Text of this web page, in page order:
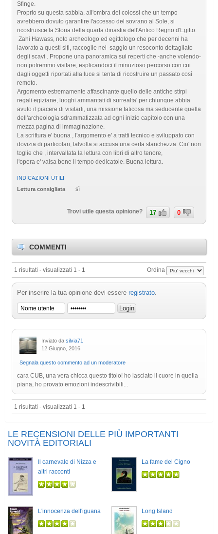
Sfinge.
Proprio su questa sabbia, all'ombra dei colossi che un tempo
avrebbero dovuto garantire l'accesso del sovrano al Sole, si
ricostruisce la Storia della quarta dinastia dell'Antico Regno d'Egitto.
Zahi Hawass, noto archeologo ed egittologo che per decenni ha
lavorato a questi siti, raccoglie nel saggio un resoconto dettagliato
degli scavi . Propone una panoramica sui reperti che -anche volendo-
non potremmo visitare, esplicandoci il minuzioso percorso con cui
dagli oggetti riportati alla luce si tenta di ricostruire un passato così
remoto.
Argomento estremamente affascinante quello delle antiche stirpi
regali egiziane, luoghi ammantati di surrealta' per chiunque abbia
avuto il piacere di visitarli, una missione faticosa ma seducente quella
dell'archeologia sdrammatizzata ad ogni inizio capitolo con una
mezza pagina di immaginazione.
La scrittura e' buona , l'argomento e' a tratti tecnico e sviluppato con
dovizia di particolari, talvolta si accusa una certa stanchezza. Cio' non
toglie che , intervallata la lettura con libri di altro tenore,
l'opera e' valsa bene il tempo dedicatole. Buona lettura.
INDICAZIONI UTILI
Lettura consigliata
sì
Trovi utile questa opinione? 17 0
COMMENTI
1 risultati - visualizzati 1 - 1 Ordina
Per inserire la tua opinione devi essere registrato.
Inviato da silvia71
12 Giugno, 2016
Segnala questo commento ad un moderatore
cara CUB, una vera chicca questo titolo! ho lasciato il cuore in quella
piana, ho provato emozioni indescrivibili...
1 risultati - visualizzati 1 - 1
LE RECENSIONI DELLE PIÙ IMPORTANTI
NOVITÀ EDITORIALI
Il carnevale di Nizza e
altri racconti
La fame del Cigno
L'innocenza dell'iguana Long Island